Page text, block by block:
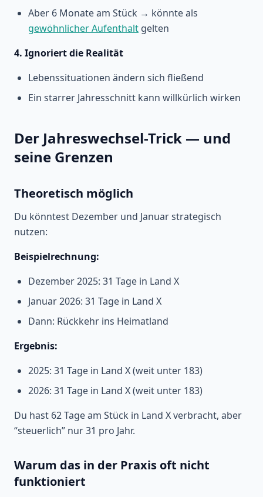
Aber 6 Monate am Stück → könnte als
gewöhnlicher Aufenthalt gelten
4. Ignoriert die Realität
Lebenssituationen ändern sich fließend
Ein starrer Jahresschnitt kann willkürlich wirken
Der Jahreswechsel-Trick — und
seine Grenzen
Theoretisch möglich
Du könntest Dezember und Januar strategisch
nutzen:
Beispielrechnung:
Dezember 2025: 31 Tage in Land X
Januar 2026: 31 Tage in Land X
Dann: Rückkehr ins Heimatland
Ergebnis:
2025: 31 Tage in Land X (weit unter 183)
2026: 31 Tage in Land X (weit unter 183)
Du hast 62 Tage am Stück in Land X verbracht, aber
“steuerlich” nur 31 pro Jahr.
Warum das in der Praxis oft nicht
funktioniert